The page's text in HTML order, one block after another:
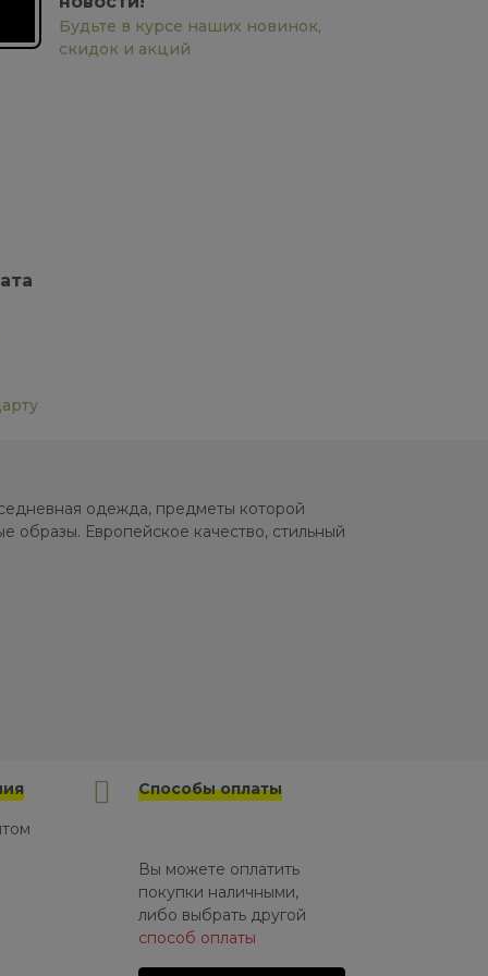
Будьте в курсе наших новинок,
скидок и акций
одежда, предметы которой
образы. Европейское качество, стильный
Способы оплаты
Вы можете оплатить
покупки наличными,
либо выбрать другой
способ оплаты